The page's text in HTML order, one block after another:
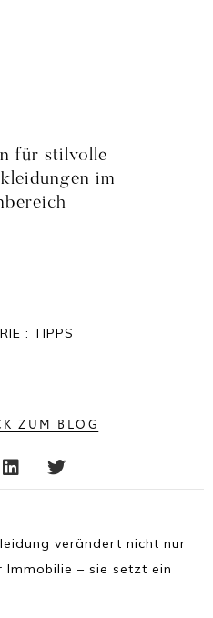
für stilvolle
im
: TIPPS
ZUM BLOG
verändert nicht nur
Immobilie – sie setzt ein